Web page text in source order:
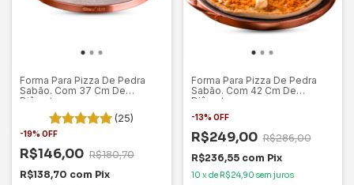
Forma Para Pizza De Pedra
Sabão. Com 37 Cm De
Diâmetro
(25)
-19% OFF
R$146,00 R$180,70
R$138,70 com Pix
Forma Para Pizza De Pedra
Sabão. Com 42 Cm De
Diâmetro
-13% OFF
R$249,00 R$286,00
R$236,55 com Pix
10 x de R$24,90 sem juros